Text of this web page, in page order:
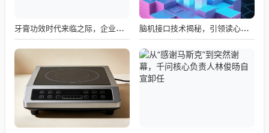
牙膏功效时代来临之际，企业应如何备战？ 脑机接口技术揭秘，引领读心术革命的领跑者大盘点